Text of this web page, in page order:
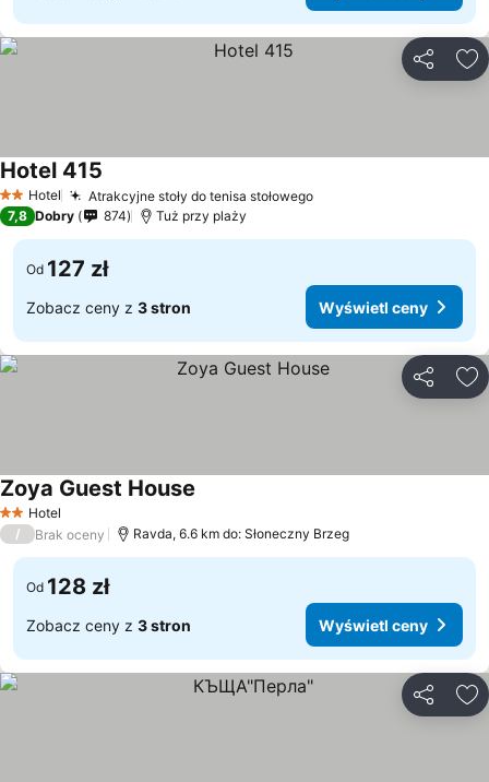
2 Kategoria
Hotel Atrakcyjne stoły do tenisa stołowego
Hotel 415
7,8 Dobry 874 Tuż przy plaży
Od 127 zł
Zobacz ceny z 3 stron Wyświetl ceny
2 Kategoria
Hotel
Zoya Guest House
/ Brak oceny Ravda, 6.6 km do: Słoneczny Brzeg
Od 128 zł
Zobacz ceny z 3 stron Wyświetl ceny